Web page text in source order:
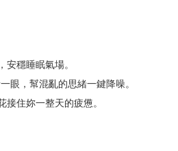
穩睡眠氣場。
眼，幫混亂的思緒一鍵降噪。
住妳一整天的疲憊。